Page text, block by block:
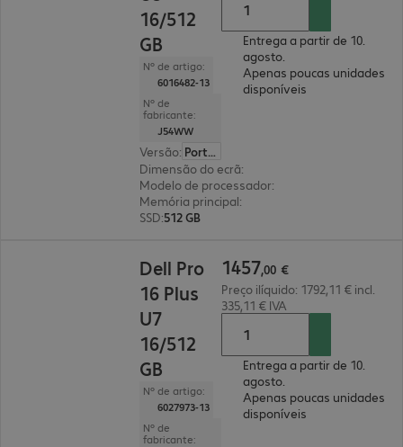
16/512
GB
Nº de artigo:
6016482-13
Nº de
fabricante:
J54WW
Versão:
Português
Dimensão do ecrã:
Modelo de processador:
Memória principal:
SSD:512 GB
Entrega a partir de 10.
agosto.
Apenas poucas unidades
disponíveis
Dell Pro
16 Plus
U7
16/512
GB
Nº de artigo:
6027973-13
Nº de
fabricante:
1457,00 €
Preço ilíquido: 1792,11 € incl.
335,11 € IVA
Entrega a partir de 10.
agosto.
Apenas poucas unidades
disponíveis